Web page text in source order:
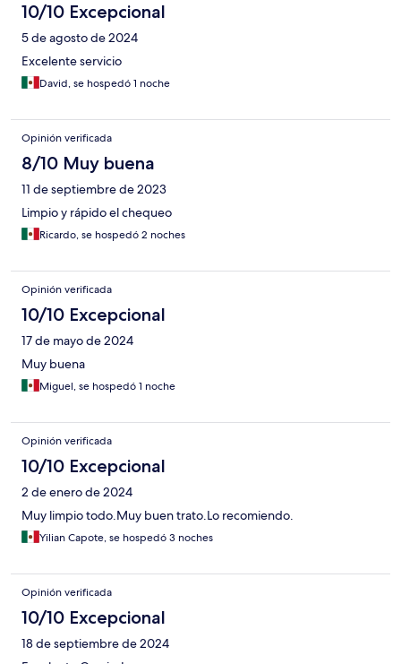
10/10 Excepcional
5 de agosto de 2024
Excelente servicio
David, se hospedó 1 noche
Opinión verificada
8/10 Muy buena
11 de septiembre de 2023
Limpio y rápido el chequeo
Ricardo, se hospedó 2 noches
Opinión verificada
10/10 Excepcional
17 de mayo de 2024
Muy buena
Miguel, se hospedó 1 noche
Opinión verificada
10/10 Excepcional
2 de enero de 2024
Muy limpio todo.Muy buen trato.Lo recomiendo.
Yilian Capote, se hospedó 3 noches
Opinión verificada
10/10 Excepcional
18 de septiembre de 2024